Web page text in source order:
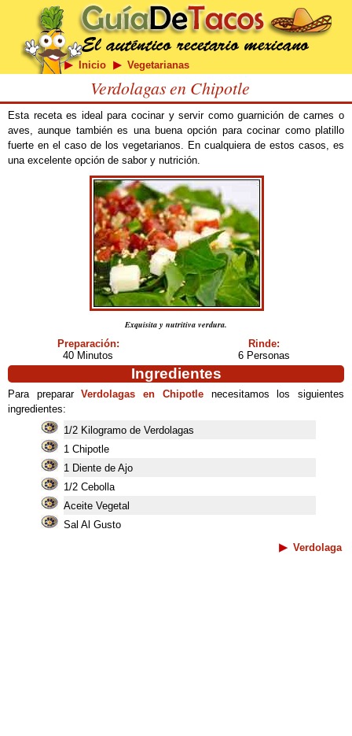
Inicio Vegetarianas
Verdolagas en Chipotle
Esta receta es ideal para cocinar y servir como guarnición de carnes o
aves, aunque también es una buena opción para cocinar como platillo
fuerte en el caso de los vegetarianos. En cualquiera de estos casos, es
una excelente opción de sabor y nutrición.
Exquisita y nutritiva verdura.
Preparación:
40 Minutos
Rinde:
6 Personas
Ingredientes
Para prepararVerdolagas en Chipotlenecesitamos los siguientes
ingredientes:
1/2 Kilogramo de Verdolagas
1 Chipotle
1 Diente de Ajo
1/2 Cebolla
Aceite Vegetal
Sal Al Gusto
Verdolaga